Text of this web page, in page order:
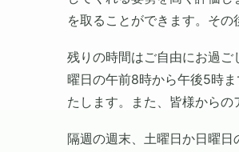
を取ることができます。その
残りの時間はご自由にお過
曜日の午前8時から午後5時
たします。また、皆様からの
隔週の週末、土曜日か日曜